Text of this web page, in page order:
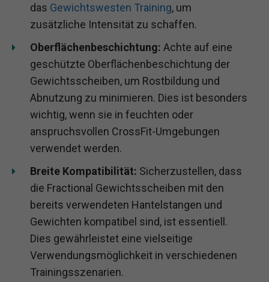
das Gewichtswesten Training, um
zusätzliche Intensität zu schaffen.
Oberflächenbeschichtung: Achte auf eine
geschützte Oberflächenbeschichtung der
Gewichtsscheiben, um Rostbildung und
Abnutzung zu minimieren. Dies ist besonders
wichtig, wenn sie in feuchten oder
anspruchsvollen CrossFit-Umgebungen
verwendet werden.
Breite Kompatibilität: Sicherzustellen, dass
die Fractional Gewichtsscheiben mit den
bereits verwendeten Hantelstangen und
Gewichten kompatibel sind, ist essentiell.
Dies gewährleistet eine vielseitige
Verwendungsmöglichkeit in verschiedenen
Trainingsszenarien.